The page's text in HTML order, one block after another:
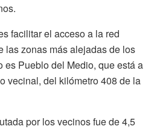
facilitar el acceso a la red
las zonas más alejadas de los
es Pueblo del Medio, que está a
vecinal, del kilómetro 408 de la
por los vecinos fue de 4,5